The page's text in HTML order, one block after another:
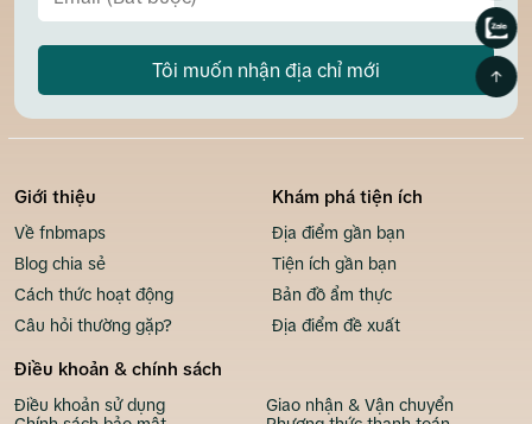
Tôi muốn nhận địa chỉ mới
Giới thiệu
Về fnbmaps
Blog chia sẻ
Cách thức hoạt động
Câu hỏi thường gặp?
Khám phá tiện ích
Địa điểm gần bạn
Tiện ích gần bạn
Bản đồ ẩm thực
Địa điểm đề xuất
Điều khoản & chính sách
Điều khoản sử dụng
Giao nhận & Vận chuyển